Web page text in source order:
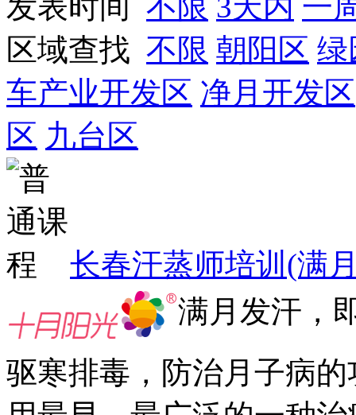
区域查找 不限 朝阳区 绿
车产业开发区 净月开发区
区 九台区
长春汗蒸师培训(满
满月发汗，
驱寒排毒，防治月子病